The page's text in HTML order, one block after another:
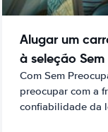
Alugar um
à seleção
Com Sem
preocupar com a
confiabilidade da